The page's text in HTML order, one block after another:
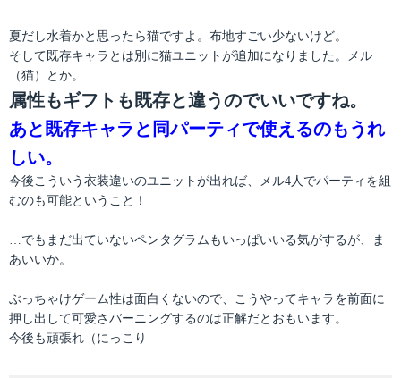
夏だし水着かと思ったら猫ですよ。布地すごい少ないけど。
そして既存キャラとは別に猫ユニットが追加になりました。メル
（猫）とか。
属性もギフトも既存と違うのでいいですね。
あと既存キャラと同パーティで使えるのもうれ
しい。
今後こういう衣装違いのユニットが出れば、メル4人でパーティを組
むのも可能ということ！
…でもまだ出ていないペンタグラムもいっぱいいる気がするが、ま
あいいか。
ぶっちゃけゲーム性は面白くないので、こうやってキャラを前面に
押し出して可愛さバーニングするのは正解だとおもいます。
今後も頑張れ（にっこり